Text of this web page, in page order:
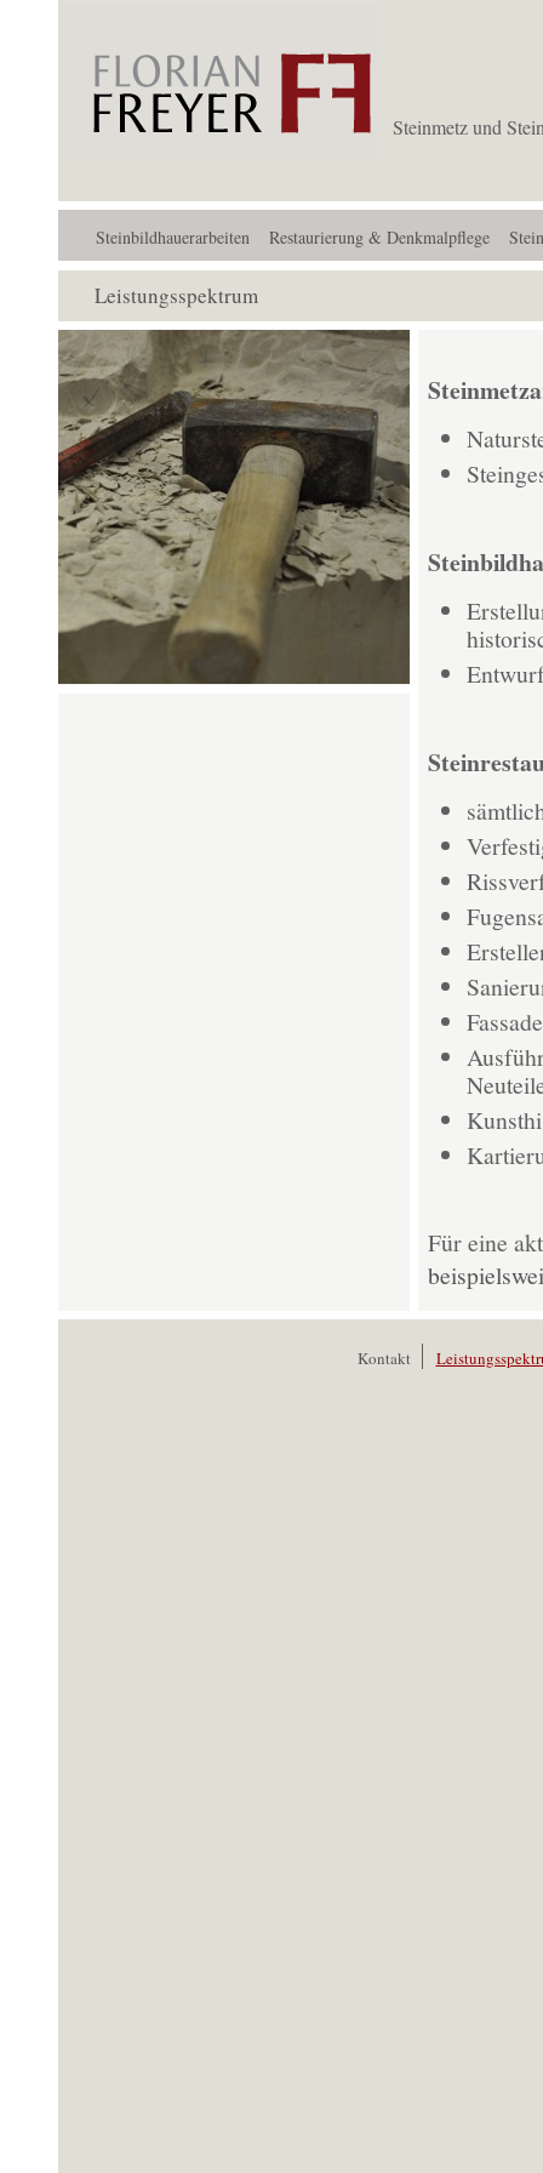
Steinmetz und
Steinbildhauerarbeiten Restaurierung & Denkmalpflege
Leistungsspektrum
Für eine
Kontakt